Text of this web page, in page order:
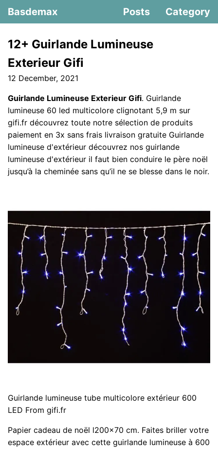
Basdemax Posts Category
12+ Guirlande Lumineuse
Exterieur Gifi
12 December, 2021
Guirlande Lumineuse Exterieur Gifi. Guirlande
lumineuse 60 led multicolore clignotant 5,9 m sur
gifi.fr découvrez toute notre sélection de produits
paiement en 3x sans frais livraison gratuite Guirlande
lumineuse d'extérieur découvrez nos guirlande
lumineuse d'extérieur il faut bien conduire le père noël
jusqu’à la cheminée sans qu’il ne se blesse dans le noir.
Guirlande lumineuse tube multicolore extérieur 600
LED From gifi.fr
Papier cadeau de noël l200x70 cm. Faites briller votre
espace extérieur avec cette guirlande lumineuse à 600